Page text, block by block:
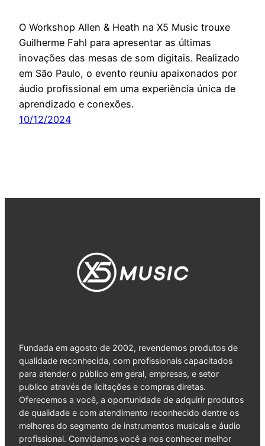
O Workshop Allen & Heath na X5 Music trouxe
Guilherme Fahl para apresentar as últimas
inovações das mesas de som digitais. Realizado
em São Paulo, o evento reuniu apaixonados por
áudio profissional em uma experiência única de
aprendizado e conexões.
10/12/2024
Fundada em agosto de 2002, revendemos produtos de
qualidade reconhecida, com profissionais capacitados
para atender o público em geral, empresas, e setor
publico através de licitações e compras diretas.
Oferecemos a você, a oportunidade de adquirir produtos
de qualidade e com atendimento reconhecido dentre os
melhores do segmento de instrumentos musicais e áudio
profissional. Convidamos você a nos conhecer melhor